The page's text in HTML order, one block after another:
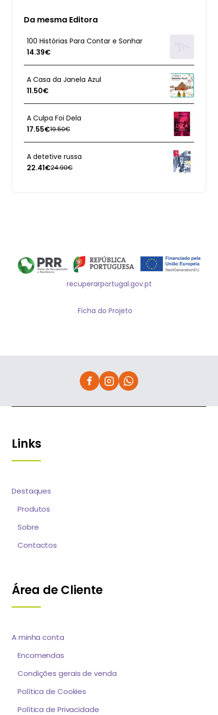
Da mesma Editora
100 Histórias Para Contar e Sonhar
14.39€
A Casa da Janela Azul
11.50€
A Culpa Foi Dela
17.55€19.50€
A detetive russa
22.41€24.90€
recuperarportugal.gov.pt
Ficha do Projeto
Links
Destaques
Produtos
Sobre
Contactos
Área de Cliente
A minha conta
Encomendas
Condições gerais de venda
Política de Cookies
Política de Privacidade